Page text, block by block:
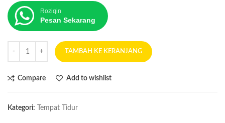
Roziqin
Pesan Sekarang
TAMBAH KE KERANJANG
Compare Add to wishlist
Kategori: Tempat Tidur